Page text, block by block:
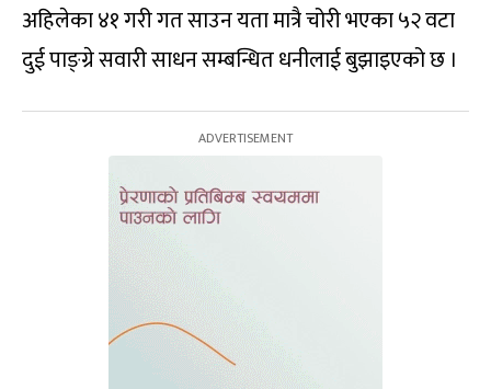
अहिलेका ४१ गरी गत साउन यता मात्रै चोरी भएका ५२ वटा
दुई पाङ्ग्रे सवारी साधन सम्बन्धित धनीलाई बुझाइएको छ ।